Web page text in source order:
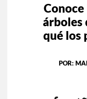
árboles
qué los
POR: